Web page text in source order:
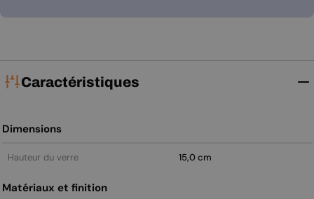
Caractéristiques
Dimensions
Hauteur du verre 15,0 cm
Matériaux et finition